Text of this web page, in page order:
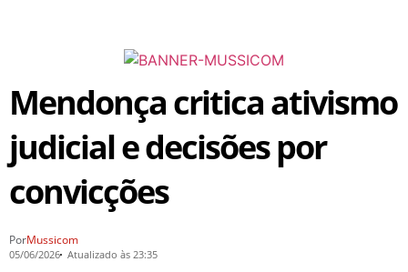
Mendonça critica ativismo
judicial e decisões por
convicções
PorMussicom
05/06/2026 Atualizado às 23:35